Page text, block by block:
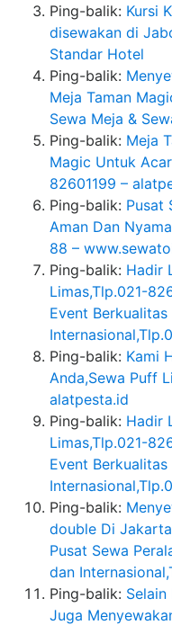
Ping-balik: Kursi
disewakan di
Standar Hotel
Ping-balik:
Meja Taman
Sewa Meja &
Ping-balik: Meja
Magic Untuk
82601199 –
Ping-balik: Pusat
Aman Dan
88 –
Ping-balik: Hadir
Limas,Tlp.021-
Event
Ping-balik: Kami
Anda,Sewa Puff
alatpesta.id
Ping-balik: Hadir
Limas,Tlp.021-
Event
Ping-balik:
double Di
Pusat Sewa
dan
Ping-balik: Selain
Juga